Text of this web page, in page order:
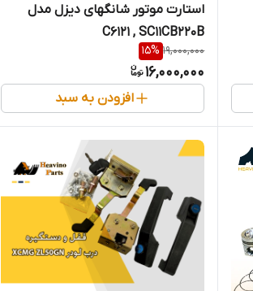
استارت موتور شانگهای دیزل مدل
C6121 , SC11CB220B
19,000,000
15%
16,000,000
افزودن به سبد